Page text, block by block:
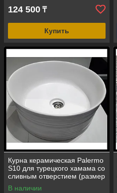
124 500 ₸
Купить
Курна керамическая Palermo
S10 для турецкого хамама со
сливным отверстием (размер
= 410 мм)
В наличии